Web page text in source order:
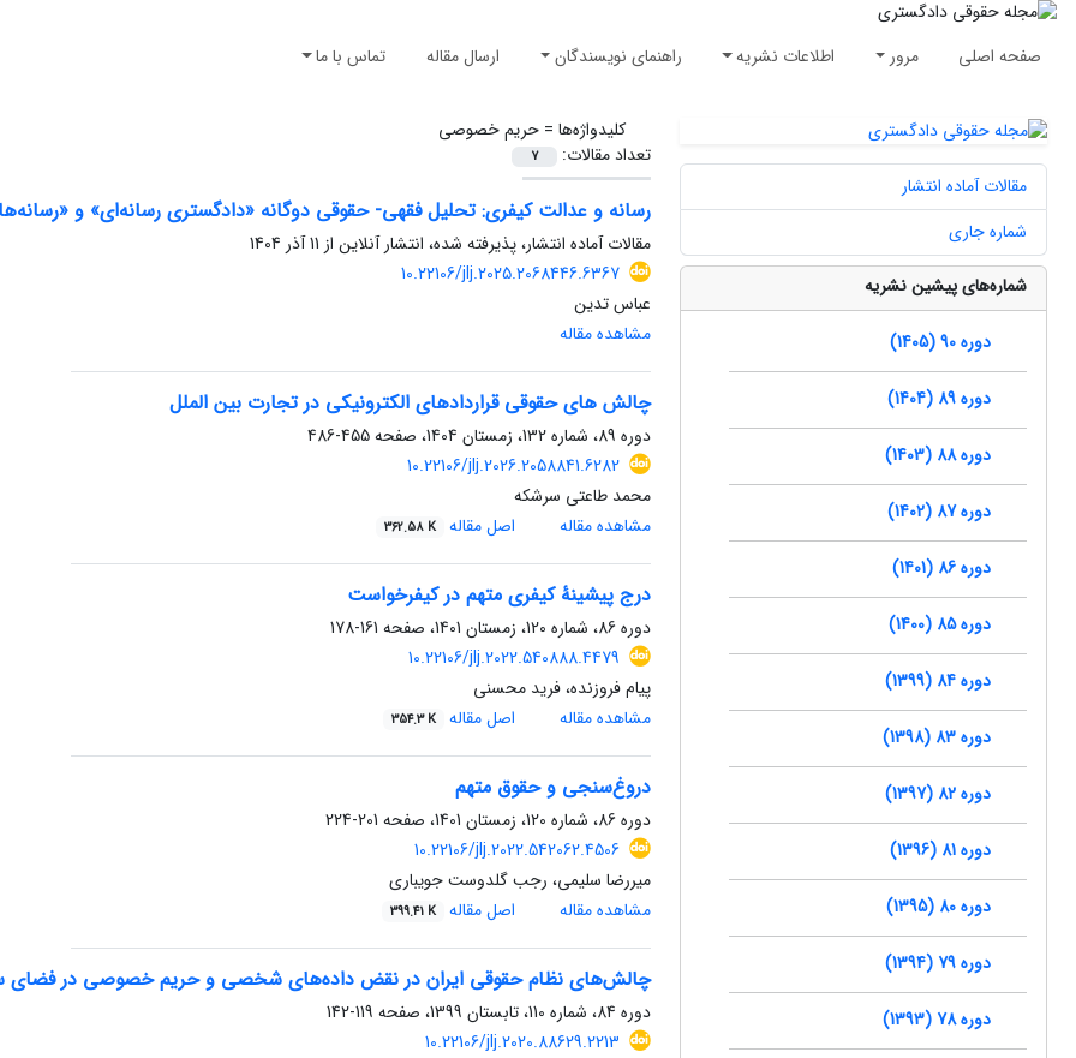
صفحه اصلی مرور اطلاعات نشریه راهنمای نویسندگان ارسال مقاله تماس با ما
کلیدواژه‌ها =حریم خصوصی
تعداد مقالات:
7
رسانه و عدالت کیفری: تحلیل فقهی- حقوقی دوگانه «دادگستری رسانه‌ای» و
مقالات آماده انتشار، پذیرفته شده، انتشار آنلاین از 11 آذر 1404
10.22106/jlj.2025.2068446.6367
عباس تدین
مشاهده مقاله
چالش های حقوقی قراردادهای الکترونیکی در تجارت بین الملل
دوره 89، شماره 132، زمستان 1404، صفحه
455-486
10.22106/jlj.2026.2058841.6282
محمد طاعتی سرشکه
مشاهده مقاله
اصل مقاله 362.58 K
درج پیشینۀ کیفری متهم در کیفرخواست
دوره 86، شماره 120، زمستان 1401، صفحه
161-178
10.22106/jlj.2022.540888.4479
پیام فروزنده، فرید محسنی
مشاهده مقاله
اصل مقاله 354.3 K
دروغ‌سنجی و حقوق متهم
دوره 86، شماره 120، زمستان 1401، صفحه
201-224
10.22106/jlj.2022.542062.4506
میررضا سلیمی، رجب گلدوست جویباری
مشاهده مقاله
اصل مقاله 399.41 K
چالش‌های نظام حقوقی ایران در نقض داده‌های شخصی و حریم خصوصی در فضای
دوره 84، شماره 110، تابستان 1399، صفحه
119-142
10.22106/jlj.2020.88629.2213
مقالات آماده انتشار
شماره جاری
شماره‌های پیشین نشریه
دوره 90 (1405)
دوره 89 (1404)
دوره 88 (1403)
دوره 87 (1402)
دوره 86 (1401)
دوره 85 (1400)
دوره 84 (1399)
دوره 83 (1398)
دوره 82 (1397)
دوره 81 (1396)
دوره 80 (1395)
دوره 79 (1394)
دوره 78 (1393)